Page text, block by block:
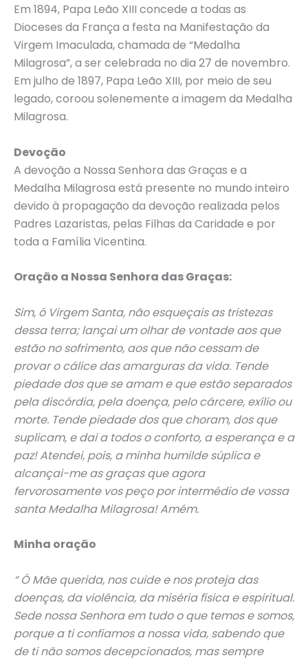
Em 1894, Papa Leão XIII concede a todas as
Dioceses da França a festa na Manifestação da
Virgem Imaculada, chamada de “Medalha
Milagrosa”, a ser celebrada no dia 27 de novembro.
Em julho de 1897, Papa Leão XIII, por meio de seu
legado, coroou solenemente a imagem da Medalha
Milagrosa.
Devoção
A devoção a Nossa Senhora das Graças e a
Medalha Milagrosa está presente no mundo inteiro
devido à propagação da devoção realizada pelos
Padres Lazaristas, pelas Filhas da Caridade e por
toda a Família Vicentina.
Oração a Nossa Senhora das Graças:
Sim, ó Virgem Santa, não esqueçais as tristezas
dessa terra; lançai um olhar de vontade aos que
estão no sofrimento, aos que não cessam de
provar o cálice das amarguras da vida. Tende
piedade dos que se amam e que estão separados
pela discórdia, pela doença, pelo cárcere, exílio ou
morte. Tende piedade dos que choram, dos que
suplicam, e dai a todos o conforto, a esperança e a
paz! Atendei, pois, a minha humilde súplica e
alcançai-me as graças que agora
fervorosamente vos peço por intermédio de vossa
santa Medalha Milagrosa! Amém.
Minha oração
“ Ó Mãe querida, nos cuide e nos proteja das
doenças, da violência, da miséria física e espiritual.
Sede nossa Senhora em tudo o que temos e somos,
porque a ti confiamos a nossa vida, sabendo que
de ti não somos decepcionados, mas sempre